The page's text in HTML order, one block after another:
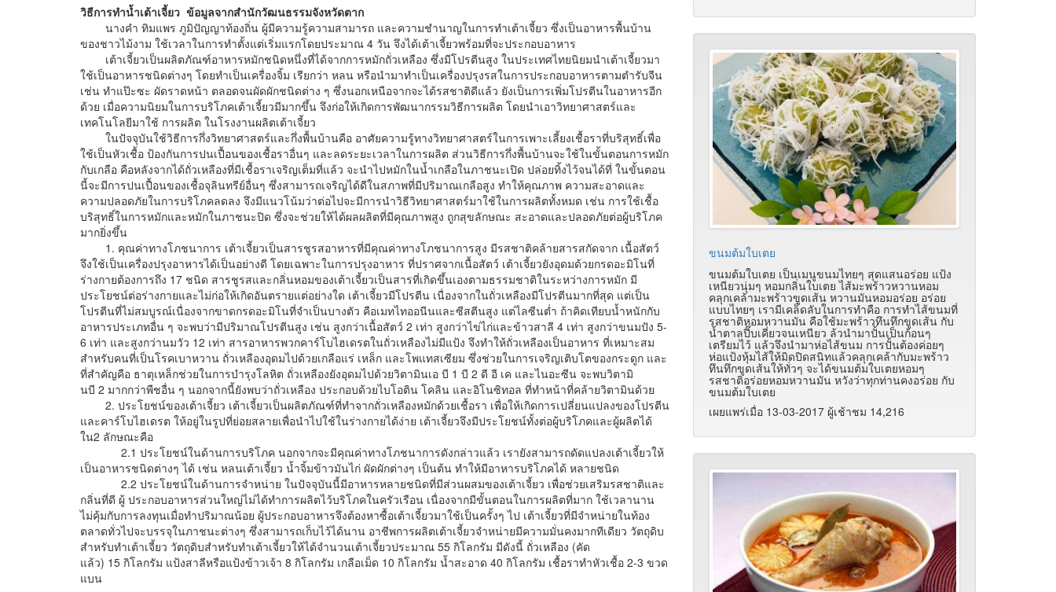
วิธีการทำน้ำเต้าเจี้ยว ข้อมูลจากสำนักวัฒนธรรมจังหวัดตาก
นางคำ ทิมแพร ภูมิปัญญาท้องถิ่น ผู้มีความรู้ความสามารถ และความชำนาญในการทำเต้าเจี้ยว ซึ่งเป็นอาหารพื้นบ้าน
ของชาวไม้งาม ใช้เวลาในการทำตั้งแต่เริ่มแรกโดยประมาณ 4 วัน จึงได้เต้าเจี้ยวพร้อมที่จะประกอบอาหาร
เต้าเจี้ยวเป็นผลิตภัณฑ์อาหารหมักชนิดหนึ่งที่ได้จากการหมักถั่วเหลือง ซึ่งมีโปรตีนสูง ในประเทศไทยนิยมนำเต้าเจี้ยวมา
ใช้เป็นอาหารชนิดต่างๆ โดยทำเป็นเครื่องจิ้ม เรียกว่า หลน หรือนำมาทำเป็นเครื่องปรุงรสในการประกอบอาหารตามตำรับจีน
เช่น ทำแป๊ะซะ ผัดราดหน้า ตลอดจนผัดผักชนิดต่าง ๆ ซึ่งนอกเหนือจากจะได้รสชาติดีแล้ว ยังเป็นการเพิ่มโปรตีนในอาหารอีก
ด้วย เมื่อความนิยมในการบริโภคเต้าเจี้ยวมีมากขึ้น จึงก่อให้เกิดการพัฒนากรรมวิธีการผลิต โดยนำเอาวิทยาศาสตร์และ
เทคโนโลยีมาใช้ การผลิต ในโรงงานผลิตเต้าเจี้ยว
ในปัจจุบันใช้วิธีการกึ่งวิทยาศาสตร์และกึ่งพื้นบ้านคือ อาศัยความรู้ทางวิทยาศาสตร์ในการเพาะเลี้ยงเชื้อราที่บริสุทธิ์เพื่อ
ใช้เป็นหัวเชื้อ ป้องกันการปนเปื้อนของเชื้อราอื่นๆ และลดระยะเวลาในการผลิต ส่วนวิธีการกึ่งพื้นบ้านจะใช้ในขั้นตอนการหมัก
กับเกลือ คือหลังจากได้ถั่วเหลืองที่มีเชื้อราเจริญเต็มที่แล้ว จะนำไปหมักในน้ำเกลือในภาชนะเปิด ปล่อยทิ้งไว้จนได้ที่ ในขั้นตอน
นี้จะมีการปนเปื้อนของเชื้อจุลินทรีย์อื่นๆ ซึ่งสามารถเจริญได้ดีในสภาพที่มีปริมาณเกลือสูง ทำให้คุณภาพ ความสะอาดและ
ความปลอดภัยในการบริโภคลดลง จึงมีแนวโน้มว่าต่อไปจะมีการนำวิธีวิทยาศาสตร์มาใช้ในการผลิตทั้งหมด เช่น การใช้เชื้อ
บริสุทธิ์ในการหมักและหมักในภาชนะปิด ซึ่งจะช่วยให้ได้ผลผลิตที่มีคุณภาพสูง ถูกสุขลักษณะ สะอาดและปลอดภัยต่อผู้บริโภค
มากยิ่งขึ้น
1. คุณค่าทางโภชนาการ เต้าเจี้ยวเป็นสารชูรสอาหารที่มีคุณค่าทางโภชนาการสูง มีรสชาติคล้ายสารสกัดจาก เนื้อสัตว์
จึงใช้เป็นเครื่องปรุงอาหารได้เป็นอย่างดี โดยเฉพาะในการปรุงอาหาร ที่ปราศจากเนื้อสัตว์ เต้าเจี้ยวยังอุดมด้วยกรดอะมิโนที่
ร่างกายต้องการถึง 17 ชนิด สารชูรสและกลิ่นหอมของเต้าเจี้ยวเป็นสารที่เกิดขึ้นเองตามธรรมชาติในระหว่างการหมัก มี
ประโยชน์ต่อร่างกายและไม่ก่อให้เกิดอันตรายแต่อย่างใด เต้าเจี้ยวมีโปรตีน เนื่องจากในถั่วเหลืองมีโปรตีนมากที่สุด แต่เป็น
โปรตีนที่ไม่สมบูรณ์เนื่องจากขาดกรดอะมิโนที่จำเป็นบางตัว คือเมทไทออนีนและซีสตีนสูง แต่ไลซีนต่ำ ถ้าคิดเทียบน้ำหนักกับ
อาหารประเภทอื่น ๆ จะพบว่ามีปริมาณโปรตีนสูง เช่น สูงกว่าเนื้อสัตว์ 2 เท่า สูงกว่าไข่ไก่และข้าวสาลี 4 เท่า สูงกว่าขนมปัง 5-
6 เท่า และสูงกว่านมวัว 12 เท่า สารอาหารพวกคาร์โบไฮเดรตในถั่วเหลืองไม่มีแป้ง จึงทำให้ถั่วเหลืองเป็นอาหาร ที่เหมาะสม
สำหรับคนที่เป็นโรคเบาหวาน ถั่วเหลืองอุดมไปด้วยเกลือแร่ เหล็ก และโพแทสเซียม ซึ่งช่วยในการเจริญเติบโตของกระดูก และ
ที่สำคัญคือ ธาตุเหล็กช่วยในการบำรุงโลหิต ถั่วเหลืองยังอุดมไปด้วยวิตามินเอ บี 1 บี 2 ดี อี เค และไนอะซีน จะพบวิตามิ
นบี 2 มากกว่าพืชอื่น ๆ นอกจากนี้ยังพบว่าถั่วเหลือง ประกอบด้วยไบโอติน โคลิน และอิโนซิทอล ที่ทำหน้าที่คล้ายวิตามินด้วย
2. ประโยชน์ของเต้าเจี้ยว เต้าเจี้ยวเป็นผลิตภัณฑ์ที่ทำจากถั่วเหลืองหมักด้วยเชื้อรา เพื่อให้เกิดการเปลี่ยนแปลงของโปรตีน
และคาร์โบไฮเดรต ให้อยู่ในรูปที่ย่อยสลายเพื่อนำไปใช้ในร่างกายได้ง่าย เต้าเจี้ยวจึงมีประโยชน์ทั้งต่อผู้บริโภคและผู้ผลิตได้
ใน2 ลักษณะคือ
2.1 ประโยชน์ในด้านการบริโภค นอกจากจะมีคุณค่าทางโภชนาการดังกล่าวแล้ว เรายังสามารถดัดแปลงเต้าเจี้ยวให้
เป็นอาหารชนิดต่างๆ ได้ เช่น หลนเต้าเจี้ยว น้ำจิ้มข้าวมันไก่ ผัดผักต่างๆ เป็นต้น ทำให้มีอาหารบริโภคได้ หลายชนิด
2.2 ประโยชน์ในด้านการจำหน่าย ในปัจจุบันนี้มีอาหารหลายชนิดที่มีส่วนผสมของเต้าเจี้ยว เพื่อช่วยเสริมรสชาติและ
กลิ่นที่ดี ผู้ ประกอบอาหารส่วนใหญ่ไม่ได้ทำการผลิตไว้บริโภคในครัวเรือน เนื่องจากมีขั้นตอนในการผลิตที่มาก ใช้เวลานาน
ไม่คุ้มกับการลงทุนเมื่อทำปริมาณน้อย ผู้ประกอบอาหารจึงต้องหาซื้อเต้าเจี้ยวมาใช้เป็นครั้งๆ ไป เต้าเจี้ยวที่มีจำหน่ายในท้อง
ตลาดทั่วไปจะบรรจุในภาชนะต่างๆ ซึ่งสามารถเก็บไว้ได้นาน อาชีพการผลิตเต้าเจี้ยวจำหน่ายมีความมั่นคงมากทีเดียว วัตถุดิบ
สำหรับทำเต้าเจี้ยว วัตถุดิบสำหรับทำเต้าเจี้ยวให้ได้จำนวนเต้าเจี้ยวประมาณ 55 กิโลกรัม มีดังนี้ ถั่วเหลือง (คัด
แล้ว) 15 กิโลกรัม แป้งสาลีหรือแป้งข้าวเจ้า 8 กิโลกรัม เกลือเม็ด 10 กิโลกรัม น้ำสะอาด 40 กิโลกรัม เชื้อราทำหัวเชื้อ 2-3 ขวด
แบน
ขนมต้มใบเตย
ขนมต้มใบเตย เป็นเมนูขนมไทยๆ สุดแสนอร่อย แป้ง
เหนียวนุ่มๆ หอมกลิ่นใบเตย ไส้มะพร้าวหวานหอม
คลุกเคล้ามะพร้าวขูดเส้น หวานมันหอมอร่อย อร่อย
แบบไทยๆ เรามีเคล็ดลับในการทำคือ การทำไส้ขนมที่
รสชาติหอมหวานมัน คือใช้มะพร้าวทึนทึกขูดเส้น กับ
น้ำตาลปี๊บเคี่ยวจนเหนียว ล้วนำมาปั้นเป็นก้อนๆ
เตรียมไว้ แล้วจึงนำมาห่อไส้ขนม การปั้นต้องค่อยๆ
ห่อแป้งหุ้มไส้ให้มิดปิดสนิทแล้วคลุกเคล้ากับมะพร้าว
ทึนทึกขูดเส้นให้ทั่วๆ จะได้ขนมต้มใบเตยหอมๆ
รสชาติอร่อยหอมหวานมัน หวังว่าทุกท่านคงอร่อย กับ
ขนมต้มใบเตย
เผยแพร่เมื่อ 13-03-2017 ผู้เช้าชม 14,216